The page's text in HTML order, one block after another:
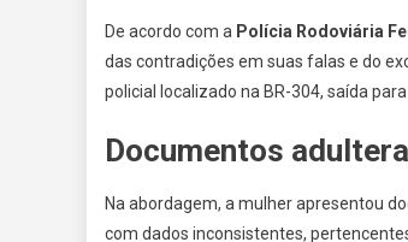
De acordo com a Polícia Rodoviária
das contradições em suas falas e do
policial localizado na BR-304, saída
Documentos
Na abordagem, a mulher apresentou
com dados inconsistentes,